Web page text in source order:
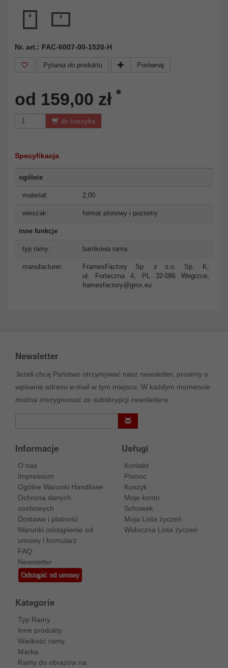
Nr. art.: FAC-6007-00-1520-H
Pytania do produktu Porównaj
od 159,00 zł *
do koszyka
Specyfikacja
ogólnie
materiał: 2,00
wieszak: format pionowy i poziomy
inne funkcje
typ ramy: barokowa rama
manufacturer:
FramesFactory Sp. z o.o. Sp. K,
ul. Forteczna 4, PL 32-086 Wegrzce,
framesfactory@gmx.eu
Newsletter
Jeżeli chcą Państwo otrzymywać nasz newsletter, prosimy o
wpisanie adresu e-mail w tym miejscu. W każdym momencie
można zrezygnować ze subskrypcji newslettera.
Informacje
O nas
Impressum
Ogólne Warunki Handlowe
Ochrona danych
osobowych
Dostawa i platność
Warunki odstąpienie od
umowy i formularz
FAQ
Newsletter
Odstąpić od umowy
Usługi
Kontakt
Pomoc
Koszyk
Moje konto
Schowek
Moja Lista życzeń
Widoczna Lista życzeń
Kategorie
Typ Ramy
Inne produkty
Wielkość ramy
Marka
Ramy do obrazów na